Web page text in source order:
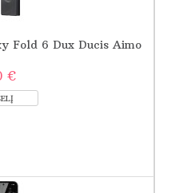
Fold 6 Dux Ducis Aimo
€